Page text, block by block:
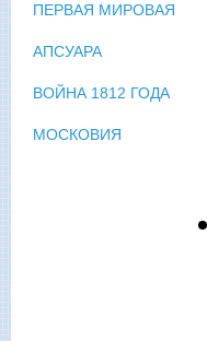
ПЕРВАЯ МИРОВАЯ
АПСУАРА
ВОЙНА 1812 ГОДА
МОСКОВИЯ